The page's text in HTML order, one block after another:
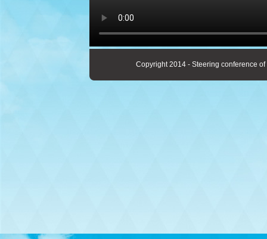
Copyright 2014 - Steering conference